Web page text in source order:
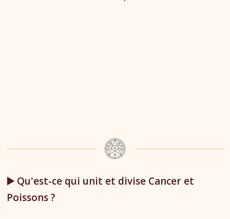
▶️ Qu'est-ce qui unit et divise Cancer et
Poissons ?